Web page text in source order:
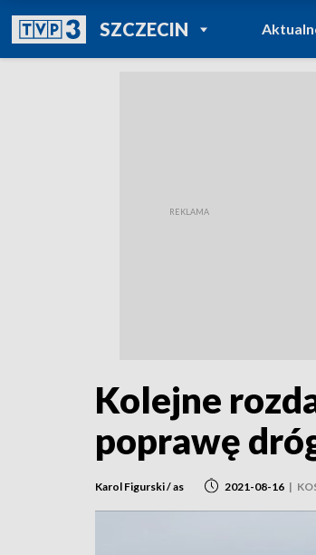
SZCZECINPOWRÓT DO
TVP REGIONY
Kolejne
poprawę
Karol Figurski / as 2021-08-16 |